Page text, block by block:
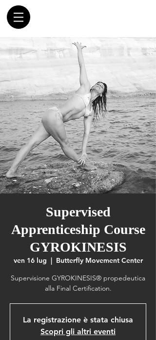
Supervised
Apprenticeship Course
GYROKINESIS
ven 16 lug
  |
Butterfly Movement Center
Supervisione GYROKINESIS® propedeutica
alla Final Certification.
La registrazione è stata chiusa
Scopri gli altri eventi